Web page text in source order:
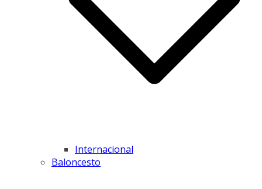
Internacional
Baloncesto